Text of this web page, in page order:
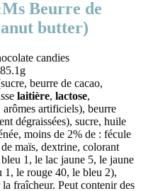
Beurre de
butter)
candies
beurre de cacao,
laitière, lactose,
arômes artificiels), beurre
dégraissées), sucre, huile
moins de 2% de : fécule
maïs, dextrine, colorant
1, le lac jaune 5, le jaune
1, le rouge 40, le bleu 2),
fraîcheur. Peut contenir des